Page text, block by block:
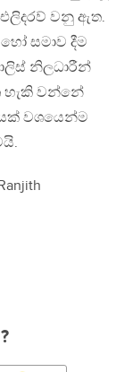
වනු ඇත.
සමාව දීම
නිලධාරීන්
හැකි වන්නේ
වශයෙන්ම